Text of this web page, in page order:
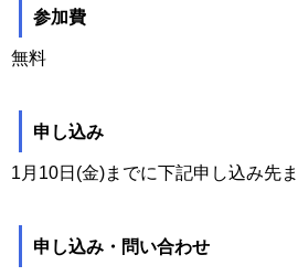
参加費
無料
申し込み
1月10日(金)までに下記申し込み先
申し込み・問い合わせ